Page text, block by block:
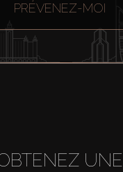
PRÉVENEZ-MOI
UNE